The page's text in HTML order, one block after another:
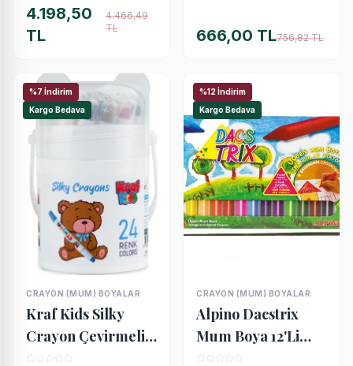
Mum Boya 12 Renk
Basic & Metallic
4.198,50
TL
4.466,49
TL
666,00 TL756,82 TL
%7 İndirim
Kargo Bedava
CRAYON (MUM) BOYALAR
Kraf Kids Silky
Crayon Çevirmeli
%12 İndirim
Kargo Bedava
CRAYON (MUM) BOYALAR
Alpino Dacstrix
Mum Boya 12'Li